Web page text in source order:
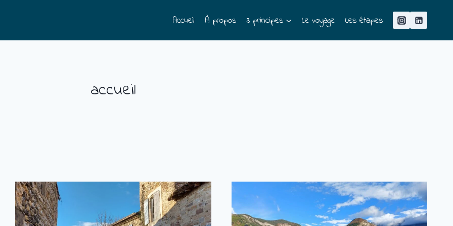
Accueil À propos 3 principes Le voyage Les étapes
accueil